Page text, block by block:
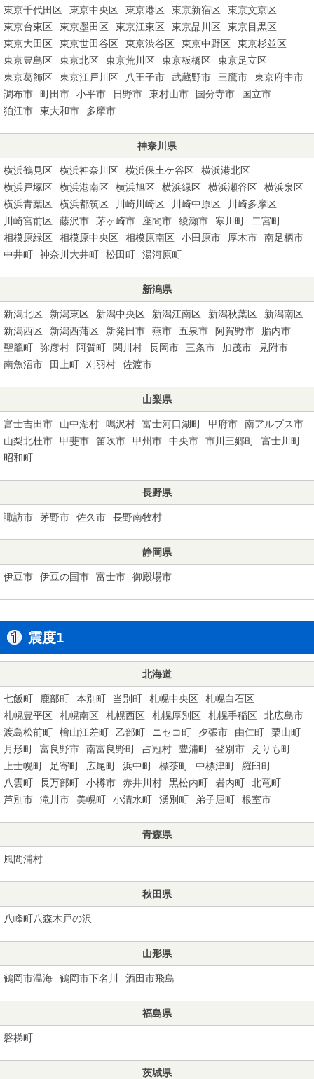
東京千代田区 東京中央区 東京港区 東京新宿区
東京文京区
東京台東区
東京墨田区 東京江東区 東京品川区
東京目黒区
東京大田区
東京世田谷区 東京渋谷区 東京中野区
東京杉並区
東京豊島区
東京北区 東京荒川区 東京板橋区
東京足立区
東京葛飾区
東京江戸川区 八王子市 武蔵野市 三鷹市
東京府中市
調布市
町田市 小平市 日野市 東村山市 国分寺市
国立市
狛江市
東大和市 多摩市
神奈川県
横浜鶴見区 横浜神奈川区 横浜保土ケ谷区
横浜港北区
横浜戸塚区
横浜港南区 横浜旭区 横浜緑区 横浜瀬谷区
横浜泉区
横浜青葉区
横浜都筑区 川崎川崎区 川崎中原区
川崎多摩区
川崎宮前区
藤沢市 茅ヶ崎市 座間市 綾瀬市 寒川町
二宮町
相模原緑区
相模原中央区 相模原南区 小田原市 厚木市
南足柄市
中井町
神奈川大井町 松田町 湯河原町
新潟県
新潟北区 新潟東区 新潟中央区 新潟江南区 新潟秋葉区
新潟南区
新潟西区
新潟西蒲区 新発田市 燕市 五泉市 阿賀野市
胎内市
聖籠町
弥彦村 阿賀町 関川村 長岡市 三条市 加茂市
見附市
南魚沼市
田上町 刈羽村 佐渡市
山梨県
富士吉田市 山中湖村 鳴沢村 富士河口湖町 甲府市
南アルプス市
山梨北杜市
甲斐市 笛吹市 甲州市 中央市 市川三郷町
富士川町
昭和町
長野県
諏訪市 茅野市 佐久市 長野南牧村
静岡県
伊豆市 伊豆の国市 富士市 御殿場市
震度1
北海道
七飯町 鹿部町 本別町 当別町 札幌中央区
札幌白石区
札幌豊平区
札幌南区 札幌西区 札幌厚別区 札幌手稲区
北広島市
渡島松前町
檜山江差町 乙部町 ニセコ町 夕張市 由仁町
栗山町
月形町
富良野市 南富良野町 占冠村 豊浦町 登別市
えりも町
上士幌町
足寄町 広尾町 浜中町 標茶町 中標津町
羅臼町
八雲町
長万部町 小樽市 赤井川村 黒松内町 岩内町
北竜町
芦別市
滝川市 美幌町 小清水町 湧別町 弟子屈町 根室市
青森県
風間浦村
秋田県
八峰町八森木戸の沢
山形県
鶴岡市温海 鶴岡市下名川 酒田市飛島
福島県
磐梯町
茨城県